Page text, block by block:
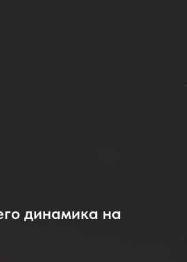
динамика на